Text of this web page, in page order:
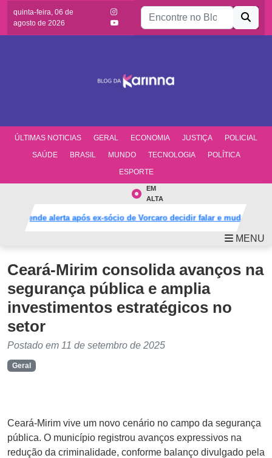
quinta-feira, 06 de
agosto de 2026
Buscar por:
ÚLTIMAS NOTICIAS GERAL ECONOMIA JUSTIÇA
POLICIAL
SAÚDE
BRASIL MUNDO TECNOLOGIA
POLÍTICA
ESPORTE
EM
ALTA
acende alerta após ex-sócio de Vorcaro decidir falar e mudar defesa
MENU
Ceará-Mirim consolida avanços na
segurança pública e amplia
investimentos estratégicos no
setor
Postado em 11 de setembro de 2025
Geral
Ceará-Mirim vive um novo cenário no campo da segurança
pública. O município registrou avanços expressivos na
redução da criminalidade, conforme balanço divulgado pela